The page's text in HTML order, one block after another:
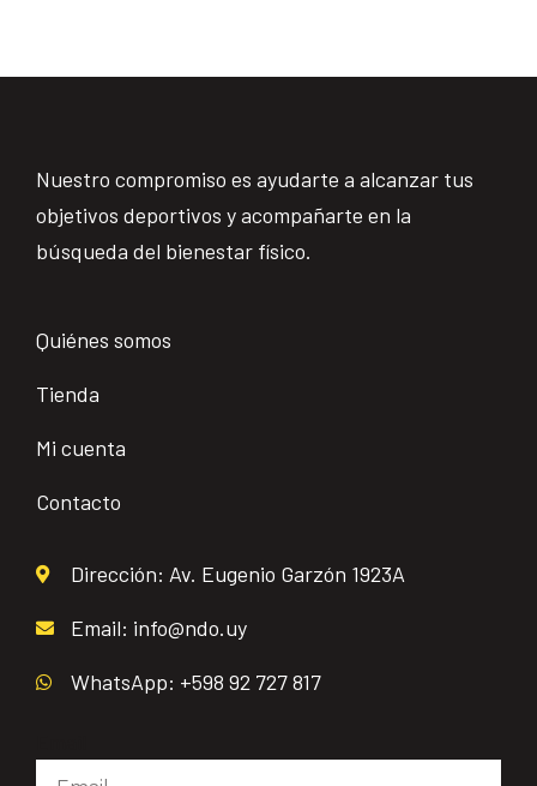
Nuestro compromiso es ayudarte a alcanzar tus
objetivos deportivos y acompañarte en la
búsqueda del bienestar físico.
Quiénes somos
Tienda
Mi cuenta
Contacto
Dirección: Av. Eugenio Garzón 1923A
Email: info@ndo.uy
WhatsApp: +598 92 727 817